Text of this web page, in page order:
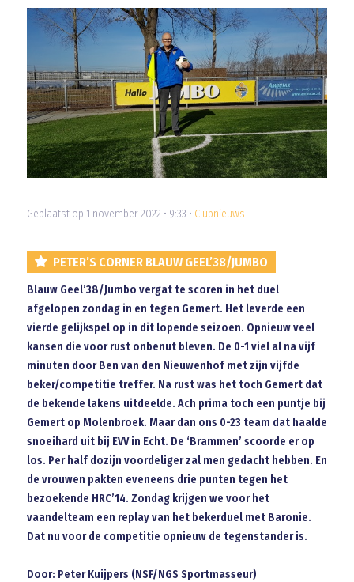
Geplaatst op 1 november 2022 • 9:33 • Clubnieuws
PETER’S CORNER BLAUW GEEL’38/JUMBO
Blauw Geel’38/Jumbo vergat te scoren in het duel
afgelopen zondag in en tegen Gemert. Het leverde een
vierde gelijkspel op in dit lopende seizoen. Opnieuw veel
kansen die voor rust onbenut bleven. De 0-1 viel al na vijf
minuten door Ben van den Nieuwenhof met zijn vijfde
beker/competitie treffer. Na rust was het toch Gemert dat
de bekende lakens uitdeelde. Ach prima toch een puntje bij
Gemert op Molenbroek. Maar dan ons 0-23 team dat haalde
snoeihard uit bij EVV in Echt. De ‘Brammen’ scoorde er op
los. Per half dozijn voordeliger zal men gedacht hebben. En
de vrouwen pakten eveneens drie punten tegen het
bezoekende HRC’14. Zondag krijgen we voor het
vaandelteam een replay van het bekerduel met Baronie.
Dat nu voor de competitie opnieuw de tegenstander is.
Door: Peter Kuijpers (NSF/NGS Sportmasseur)